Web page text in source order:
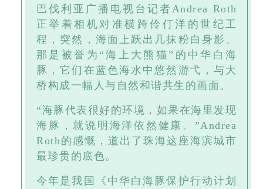
巴伐利亚广播电视台记者Andrea Roth
正举着相机对准横跨伶仃洋的世纪工
程，突然，海面上跃出几抹粉白身影。
那是被誉为“海上大熊猫”的中华白海
豚，它们在蓝色海水中悠然游弋，与大
桥构成一幅人与自然和谐共生的画面。
“海豚代表很好的环境，如果在海里发现
海豚，就说明海洋依然健康。”Andrea
Roth的感慨，道出了珠海这座海滨城市
最珍贵的底色。
今年是我国《中华白海豚保护行动计划